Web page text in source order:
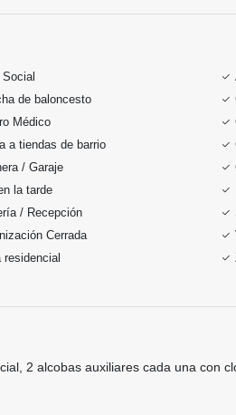
de baloncesto
Médico
a tiendas de barrio
/ Garaje
la tarde
/ Recepción
Cerrada
residencial
2 alcobas auxiliares cada una con